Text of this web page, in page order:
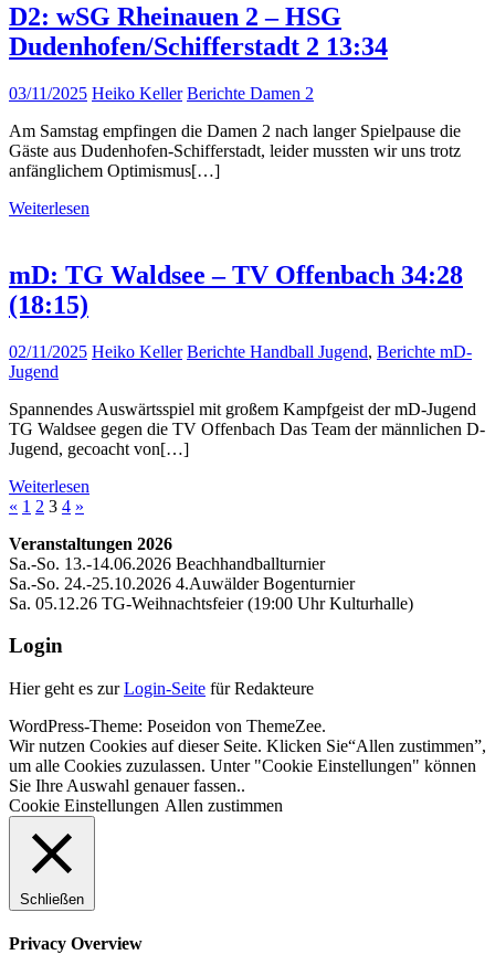
D2: wSG Rheinauen 2 – HSG
Dudenhofen/Schifferstadt 2 13:34
03/11/2025 Heiko Keller Berichte Damen 2
Am Samstag empfingen die Damen 2 nach langer Spielpause die
Gäste aus Dudenhofen-Schifferstadt, leider mussten wir uns trotz
anfänglichem Optimismus[…]
Weiterlesen
mD: TG Waldsee – TV Offenbach 34:28
(18:15)
02/11/2025 Heiko Keller Berichte Handball Jugend, Berichte mD-
Jugend
Spannendes Auswärtsspiel mit großem Kampfgeist der mD-Jugend
TG Waldsee gegen die TV Offenbach Das Team der männlichen D-
Jugend, gecoacht von[…]
Weiterlesen
Seitennummerierung
der
Beiträge
« Vorherige
1 2 3 4 Nächste
»
Veranstaltungen 2026
Sa.-So. 13.-14.06.2026 Beachhandballturnier
Sa.-So. 24.-25.10.2026 4.Auwälder Bogenturnier
Sa. 05.12.26 TG-Weihnachtsfeier (19:00 Uhr Kulturhalle)
Login
Hier geht es zurLogin-Seite für Redakteure
WordPress-Theme: Poseidon von ThemeZee.
Wir nutzen Cookies auf dieser Seite. Klicken Sie“Allen zustimmen”,
um alle Cookies zuzulassen. Unter "Cookie Einstellungen" können
Sie Ihre Auswahl genauer fassen..
Cookie Einstellungen Allen zustimmen
Schließen
Privacy Overview